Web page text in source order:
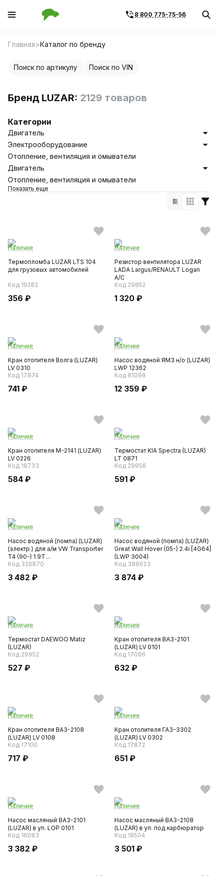
8 800 775-75-56
Главная Каталог по бренду
Поиск по артикулу Поиск по VIN
Бренд LUZAR: 2129 товаров
Категории
Двигатель
Электрооборудование
Отопление, вентиляция и омыватели
Двигатель
Отопление, вентиляция и омыватели
Показать еще
Наличие
Термопломба LUZAR LTS 104
для грузовых автомобилей
Код 19282
356 ₽
Наличие
Резистор вентилятора LUZAR
LADA Largus/RENAULT Logan
A/C
Код 29852
1 320 ₽
Наличие
Кран отопителя Волга (LUZAR)
LV 0310
Код 17874
741 ₽
Наличие
Насос водяной ЯМЗ н/о (LUZAR)
LWP 12362
Код 81098
12 359 ₽
Наличие
Кран отопителя М-2141 (LUZAR)
LV 0226
Код 18733
584 ₽
Наличие
Термостат KIA Spectra (LUZAR)
LT 0871
Код 29956
591 ₽
Наличие
Насос водяной (помпа) (LUZAR)
(электр.) для а/м VW Transporter
T4 (90-) 1.9T...
Код 326870
3 482 ₽
Наличие
Насос водяной (помпа) (LUZAR)
Great Wall Hover (05-) 2.4i [4G64]
(LWP 3004)
Код 398623
3 874 ₽
Наличие
Термостат DAEWOO Matiz
(LUZAR)
Код 29952
527 ₽
Наличие
Кран отопителя ВАЗ-2101
(LUZAR) LV 0101
Код 17096
632 ₽
Наличие
Кран отопителя ВАЗ-2108
(LUZAR) LV 0108
Код 17100
717 ₽
Наличие
Кран отопителя ГАЗ-3302
(LUZAR) LV 0302
Код 17872
651 ₽
Наличие
Насос масляный ВАЗ-2101
(LUZAR) в уп. LOP 0101
Код 16083
3 382 ₽
Наличие
Насос масляный ВАЗ-2108
(LUZAR) в уп. под карбюратор
Код 18504
3 501 ₽